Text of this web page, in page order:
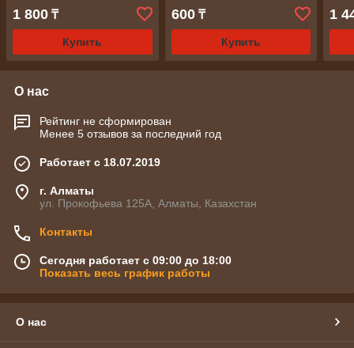
1 800 ₸
Купить
600₸
Купить
1
О нас
Рейтинг не сформирован
Менее 5 отзывов за последний год
Работает с 18.07.2019
г. Алматы
ул. Прокофьева 125А, Алматы, Казахстан
Контакты
Сегодня работает с 09:00 до 18:00
Показать весь график работы
О нас